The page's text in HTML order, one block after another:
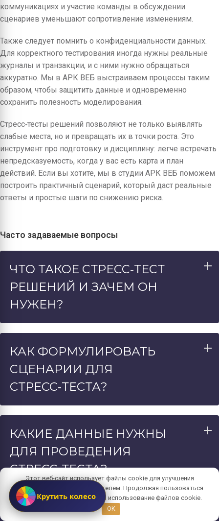
коммуникациях и участие команды в обсуждении
сценариев уменьшают сопротивление изменениям.
Также следует помнить о конфиденциальности данных.
Для корректного тестирования иногда нужны реальные
журналы и транзакции, и с ними нужно обращаться
аккуратно. Мы в АРК ВЕБ выстраиваем процессы таким
образом, чтобы защитить данные и одновременно
сохранить полезность моделирования.
Стресс‑тесты решений позволяют не только выявлять
слабые места, но и превращать их в точки роста. Это
инструмент про подготовку и дисциплину: легче встречать
непредсказуемость, когда у вас есть карта и план
действий. Если вы хотите, мы в студии АРК ВЕБ поможем
построить практичный сценарий, который даст реальные
ответы и простые шаги по снижению риска.
Часто задаваемые вопросы
ЧТО ТАКОЕ СТРЕСС‑ТЕСТ
РЕШЕНИЙ И ЗАЧЕМ ОН
НУЖЕН?
КАК ФОРМУЛИРОВАТЬ
СЦЕНАРИИ ДЛЯ
СТРЕСС‑ТЕСТА?
КАКИЕ ДАННЫЕ НУЖНЫ
ДЛЯ ПРОВЕДЕНИЯ
СТРЕСС‑ТЕСТА?
В ЧЕМ РАЗНИЦА МЕЖДУ
Крутить колесо
Этот веб-сайт использует файлы cookie для улучшения
взаимодействия с пользователем. Продолжая пользоваться
сайтом, вы даете согласие на использование файлов cookie.
OK